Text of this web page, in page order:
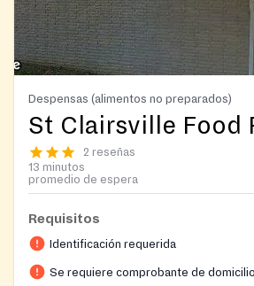
Despensas (alimentos no preparados)
St Clairsville Food
2 reseñas
13 minutos
promedio de espera
Requisitos
Identificación requerida
Se requiere comprobante de domicilio